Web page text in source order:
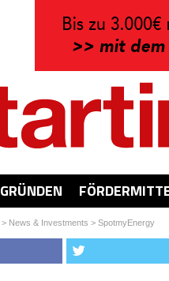
GRÜNDEN
> News & Investments > SpotmyEnergy